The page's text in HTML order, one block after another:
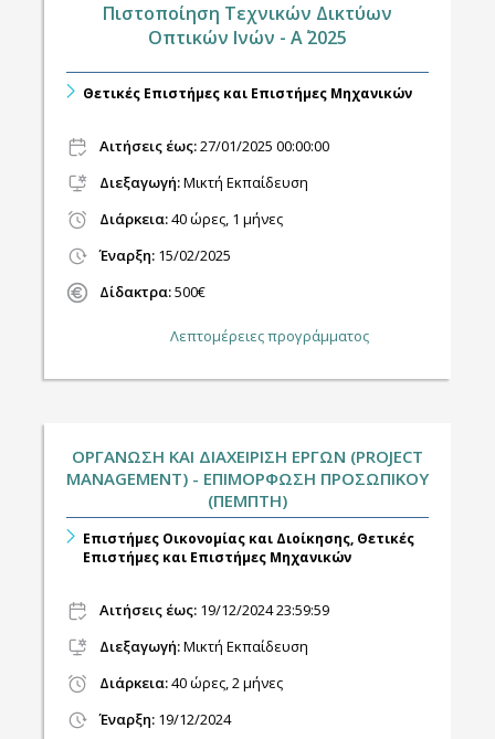
Πιστοποίηση Τεχνικών Δικτύων
Οπτικών Ινών - A΄ 2025
Θετικές Επιστήμες και Επιστήμες Μηχανικών
Αιτήσεις έως:27/01/2025 00:00:00
Διεξαγωγή:Μικτή Εκπαίδευση
Διάρκεια:40 ώρες, 1 μήνες
Έναρξη: 15/02/2025
Δίδακτρα:500€
Λεπτομέρειες προγράμματος
ΟΡΓΑΝΩΣΗ ΚΑΙ ΔΙΑΧΕΙΡΙΣΗ ΕΡΓΩΝ (PROJECT
MANAGEMENT) - ΕΠΙΜΟΡΦΩΣΗ ΠΡΟΣΩΠΙΚΟΥ
(ΠΕΜΠΤΗ)
Επιστήμες Οικονομίας και Διοίκησης, Θετικές
Επιστήμες και Επιστήμες Μηχανικών
Αιτήσεις έως: 19/12/2024 23:59:59
Διεξαγωγή:Μικτή Εκπαίδευση
Διάρκεια:40 ώρες, 2 μήνες
Έναρξη: 19/12/2024